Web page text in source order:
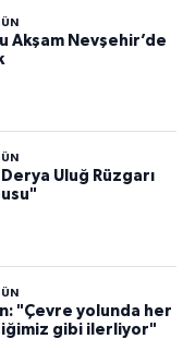
Akşam Nevşehir’de
Uluğ Rüzgarı
"Çevre yolunda her
gibi ilerliyor"